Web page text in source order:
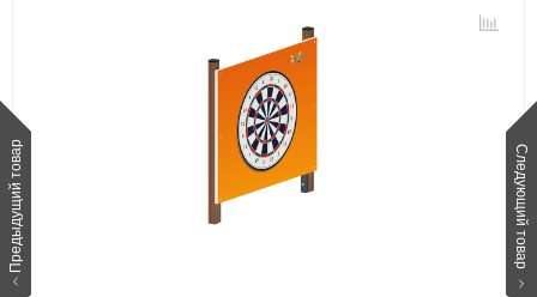
Предыдущий товар Следующий товар